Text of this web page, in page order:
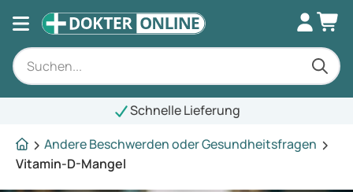
Schnelle Lieferung
Andere Beschwerden oder Gesundheitsfragen
Vitamin-D-Mangel